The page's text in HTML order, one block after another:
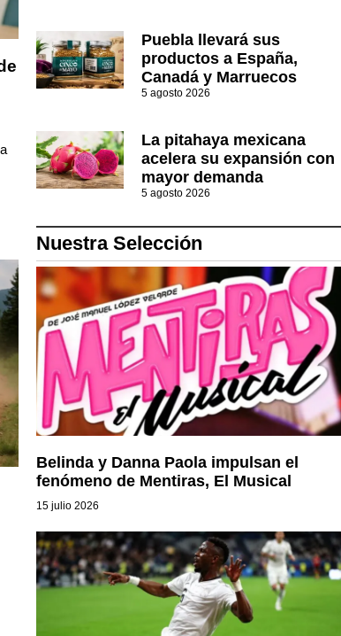
Puebla llevará sus
productos a España,
Canadá y Marruecos
5 agosto 2026
La pitahaya mexicana
acelera su expansión con
mayor demanda
5 agosto 2026
Nuestra Selección
Belinda y Danna Paola impulsan el
fenómeno de Mentiras, El Musical
15 julio 2026